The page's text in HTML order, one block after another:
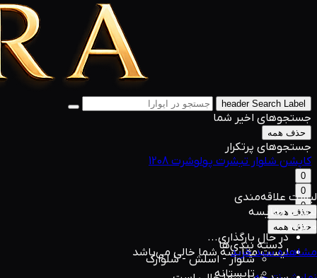
header Search Label
جستجوهای اخیر شما
حذف همه
جستجوهای پرتکرار
کاپشنشلوارتیشرتپولوشرت1208
0
لیست علاقه‌مندی
حذف همه
در حال بارگذاری...
0
لیست مقایسه
حذف همه
لیست مقایسه شما خالی می‌باشد
0
مشاهده سبد خرید
دسته بندی‌ها
شلوار - اسلش - شلوارک
تابستانه